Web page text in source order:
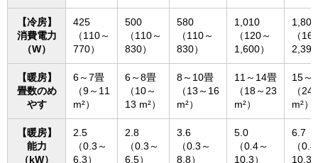
【冷房】
消費電力
（W）
425
（110～
770）
500
（110～
830）
580
（110～
830）
1,010
（120～
1,600）
1,800
（
【暖房】
畳数のめ
やす
6～7畳
（9～11
m²）
6～8畳
（10～
13 m²）
8～10畳
（13～16
m²）
11～14畳
（18～23
m²）
15～
（24
m²）
【暖房】
能力
（kW）
2.5
（0.3～
6.3）
2.8
（0.3～
6.5）
3.6
（0.3～
8.8）
5.0
（0.4～
10.3）
6.7
（
10.3